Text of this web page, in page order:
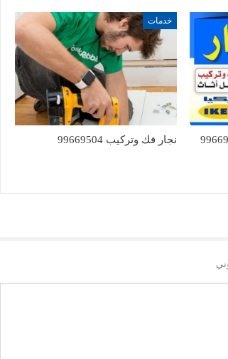
خدمات
نجار فك وتركيب 99669504